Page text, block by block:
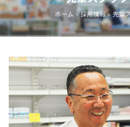
ホーム >採用情報>先輩